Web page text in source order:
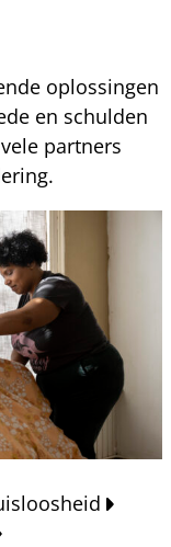
oplossingen
en schulden
partners